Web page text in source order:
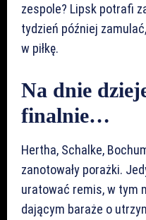
zespole? Lipsk potrafi
tydzień później
w piłkę.
Na dnie
finalnie…
Hertha, Schalke,
zanotowały porażki.
uratować remis, w tym
dającym baraże o